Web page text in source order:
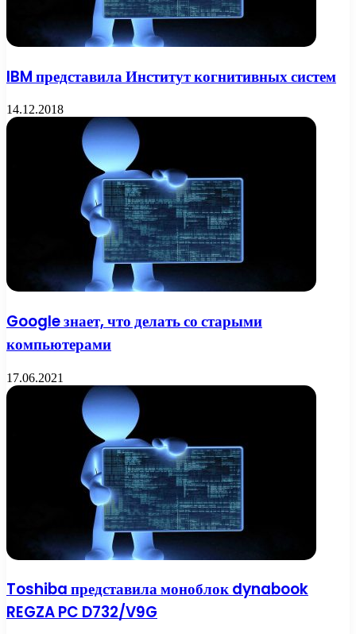
IBM представила Институт когнитивных систем
14.12.2018
Google знает, что делать со старыми
компьютерами
17.06.2021
Toshiba представила моноблок dynabook
REGZA PC D732/V9G